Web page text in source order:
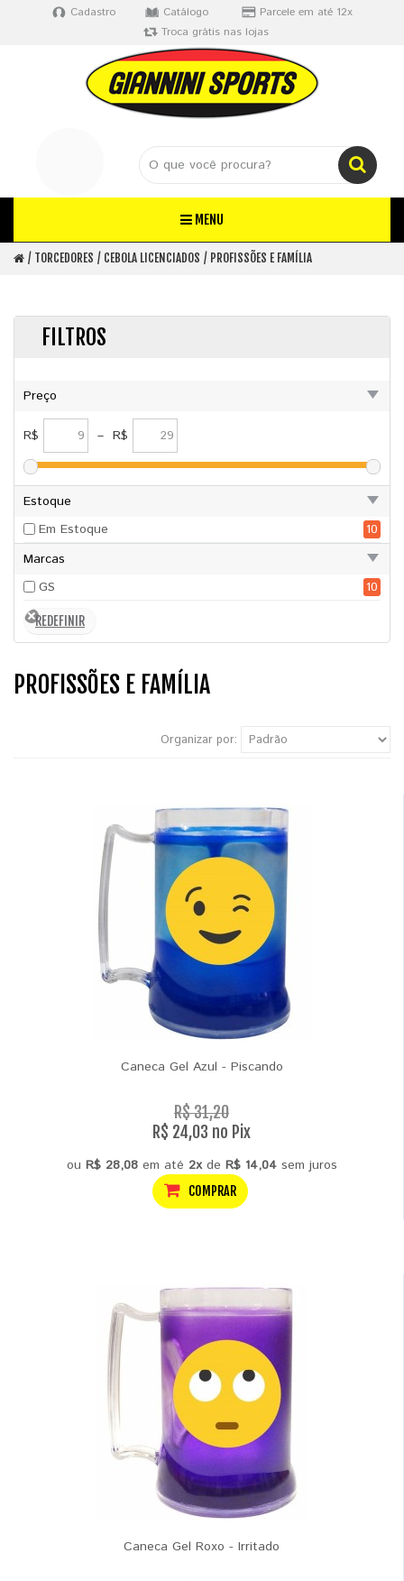
Cadastro Catálogo
Parcele em até 12x
Troca grátis nas lojas
MENU
TORCEDORES CEBOLA LICENCIADOS PROFISSÕES E FAMÍLIA
FILTROS
Preço
R$ – R$
Estoque
Em Estoque
10
Marcas
GS
10
PROFISSÕES E FAMÍLIA
Organizar por:
Caneca Gel Azul - Piscando
R$ 31,20
R$ 24,03 no Pix
ou R$ 28,08em até 2xde R$ 14,04sem juros
COMPRAR
Caneca Gel Roxo - Irritado